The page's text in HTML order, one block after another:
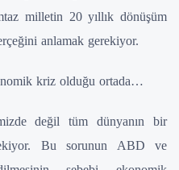
milletin 20 yıllık dönüşüm
anlamak gerekiyor.
kriz olduğu ortada…
değil tüm dünyanın bir
Bu sorunun ABD ve